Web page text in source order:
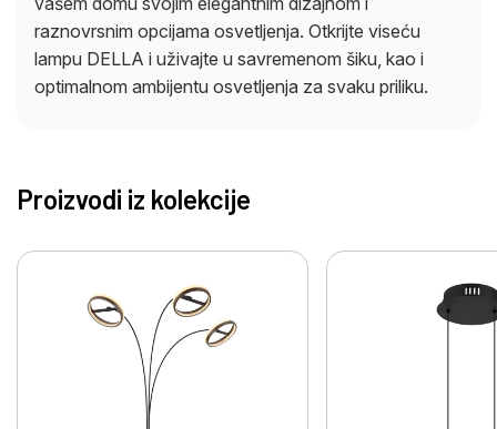
raznovrsnim opcijama osvetljenja. Otkrijte viseću
lampu DELLA i uživajte u savremenom šiku, kao i
optimalnom ambijentu osvetljenja za svaku priliku.
Proizvodi iz kolekcije